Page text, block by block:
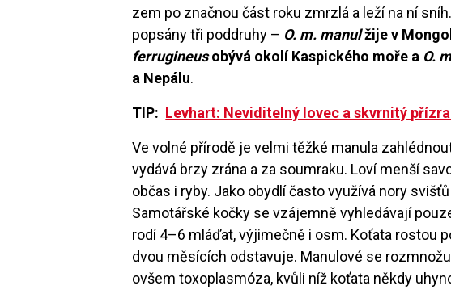
zem po značnou část roku zmrzlá a leží na ní
popsány tři poddruhy – O. m. manulžije v
ferrugineusobývá okolí Kaspického moře a O.
a Nepálu.
TIP: Levhart: Neviditelný lovec a skvrnitý
Ve volné přírodě je velmi těžké manula
vydává brzy zrána a za soumraku. Loví menší
občas i ryby. Jako obydlí často využívá nory
Samotářské kočky se vzájemně vyhledávají
rodí 4–6 mláďat, výjimečně i osm. Koťata rostou
dvou měsících odstavuje. Manulové se
ovšem toxoplasmóza, kvůli níž koťata někdy